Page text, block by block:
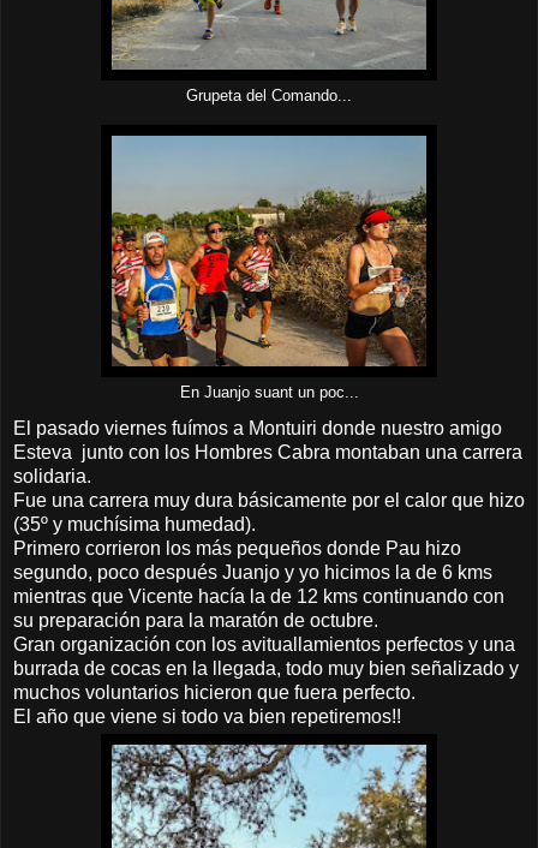
Grupeta del Comando...
En Juanjo suant un poc...
El pasado viernes fuímos a Montuiri donde nuestro amigo
Esteva junto con los Hombres Cabra montaban una carrera
solidaria.
Fue una carrera muy dura básicamente por el calor que hizo
(35º y muchísima humedad).
Primero corrieron los más pequeños donde Pau hizo
segundo, poco después Juanjo y yo hicimos la de 6 kms
mientras que Vicente hacía la de 12 kms continuando con
su preparación para la maratón de octubre.
Gran organización con los avituallamientos perfectos y una
burrada de cocas en la llegada, todo muy bien señalizado y
muchos voluntarios hicieron que fuera perfecto.
El año que viene si todo va bien repetiremos!!